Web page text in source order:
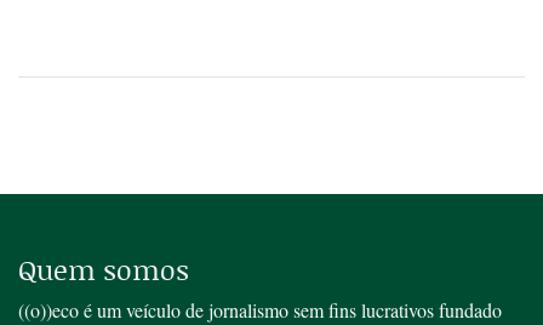
Quem somos
((o))eco é um veículo de jornalismo sem fins lucrativos fundado